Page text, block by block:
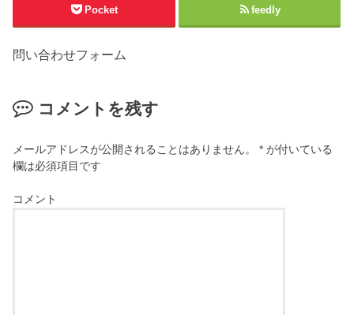
Pocket feedly
問い合わせフォーム
コメントを残す
メールアドレスが公開されることはありません。 * が付いている
欄は必須項目です
コメント